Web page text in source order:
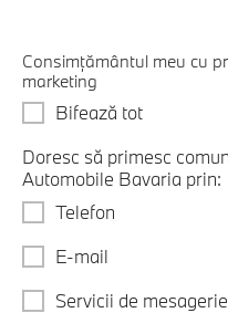
Consimțământul meu cu
marketing
Bifează tot
Doresc să primesc
Automobile Bavaria prin:
Telefon
E-mail
Servicii de